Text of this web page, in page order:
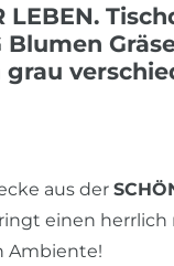
LEBEN.
Blumen
aus der
einen herrlich
Ambiente!